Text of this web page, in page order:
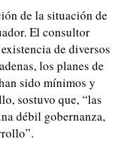
de la situación de
El consultor
de diversos
los planes de
sido mínimos y
sostuvo que, “las
débil gobernanza,